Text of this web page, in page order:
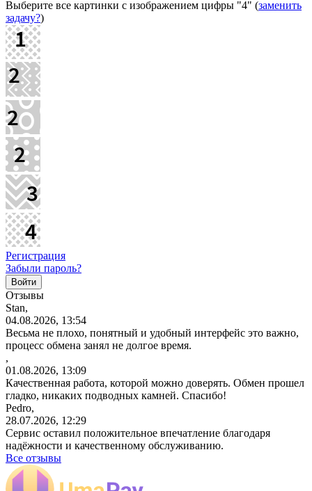
Выберите все картинки с изображением цифры "4" (заменить
задачу?)
Регистрация
Забыли пароль?
Отзывы
Stan,
04.08.2026, 13:54
Весьма не плохо, понятный и удобный интерфейс это важно,
процесс обмена занял не долгое время.
,
01.08.2026, 13:09
Качественная работа, которой можно доверять. Обмен прошел
гладко, никаких подводных камней. Спасибо!
Pedro,
28.07.2026, 12:29
Сервис оставил положительное впечатление благодаря
надёжности и качественному обслуживанию.
Все отзывы